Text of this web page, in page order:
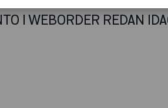
I WEBORDER REDAN